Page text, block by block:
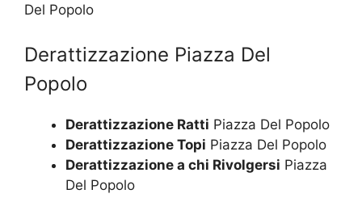
Del Popolo
Derattizzazione Piazza Del
Popolo
Derattizzazione Ratti Piazza Del Popolo
Derattizzazione Topi Piazza Del Popolo
Derattizzazione a chi Rivolgersi Piazza
Del Popolo